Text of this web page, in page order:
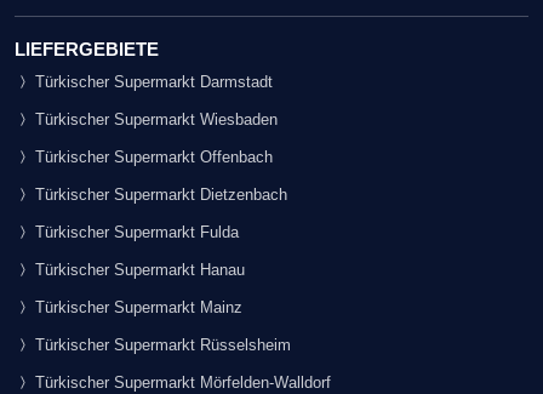
LIEFERGEBIETE
Türkischer Supermarkt Darmstadt
Türkischer Supermarkt Wiesbaden
Türkischer Supermarkt Offenbach
Türkischer Supermarkt Dietzenbach
Türkischer Supermarkt Fulda
Türkischer Supermarkt Hanau
Türkischer Supermarkt Mainz
Türkischer Supermarkt Rüsselsheim
Türkischer Supermarkt Mörfelden-Walldorf